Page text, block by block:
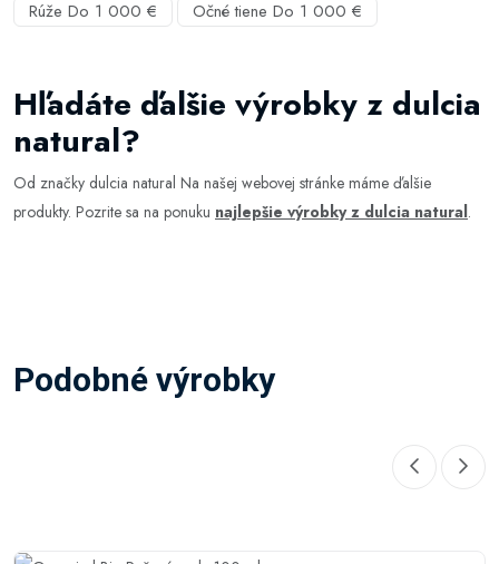
Rúže Do 1 000 €
Očné tiene Do 1 000 €
Hľadáte ďalšie výrobky z dulcia
natural?
Od značky dulcia natural Na našej webovej stránke máme ďalšie
produkty. Pozrite sa na ponuku najlepšie výrobky z dulcia natural.
Podobné výrobky